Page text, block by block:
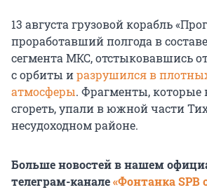
13 августа грузовой корабль
проработавший полгода в
сегмента МКС, отстыковавшись
с орбиты иразрушился в
атмосферы. Фрагменты, которые
сгореть, упали в южной части
несудоходном районе.
Больше новостей в нашем
телеграм-канале«Фонтанка SPB